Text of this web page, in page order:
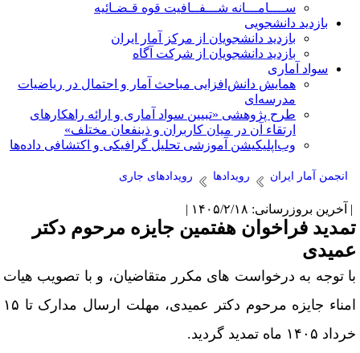
ســــامـــانه شـــفــافیت قوه قـضـائیه
بازدید دانشجویی
بازدید دانشجویان از مرکز آمار ایران
بازدید دانشجویان از شرکت آگاه
سواد آماری
همایش دانش‌افزایی مباحث آمار و احتمال در ریاضیات
مدرسه‌ای
طرح پژوهشی «تبیین سواد آماری و ارائه راهکارهای
ارتقاء آن در میان کاربران و ذینفعان مختلف»
وب‌اپلیکیشن آموزشی تحلیل گرافیکی و اکتشافی داده‌ها
انجمن آمار ایران رویدادها رویدادهای جاری
بروزرسانی: ۱۴۰۵/۲/۱۸ |
فراخوان هفتمین جایزه مرحوم دکتر
توجه به درخواست‌ های مکرر متقاضیان، و با تصویب هیات
امناء جایزه مرحوم دکتر عمیدی، مهلت ارسال مدارک تا ۱۵
۱۴۰۵ ماه تمدید گردید.